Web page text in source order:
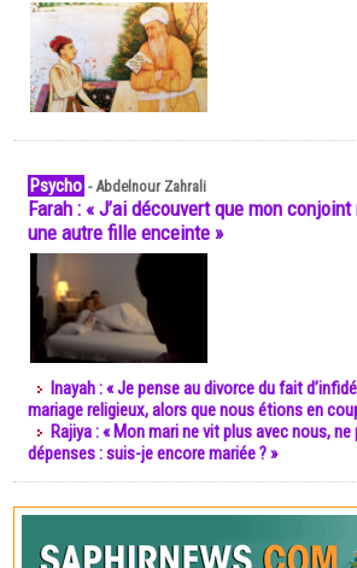
Psycho -Abdelnour Zahrali
Farah : « J’ai découvert que mon
une autre fille enceinte »
Inayah : « Je pense au divorce du fait
mariage religieux, alors que nous étions en
Rajiya : « Mon mari ne vit plus avec nous,
dépenses : suis-je encore mariée ? »